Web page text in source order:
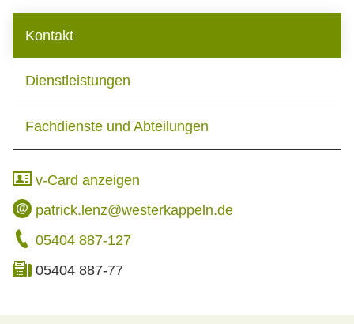
Kontakt
Dienstleistungen
Fachdienste und Abteilungen
v-Card anzeigen
patrick.lenz@westerkappeln.de
05404 887-127
05404 887-77